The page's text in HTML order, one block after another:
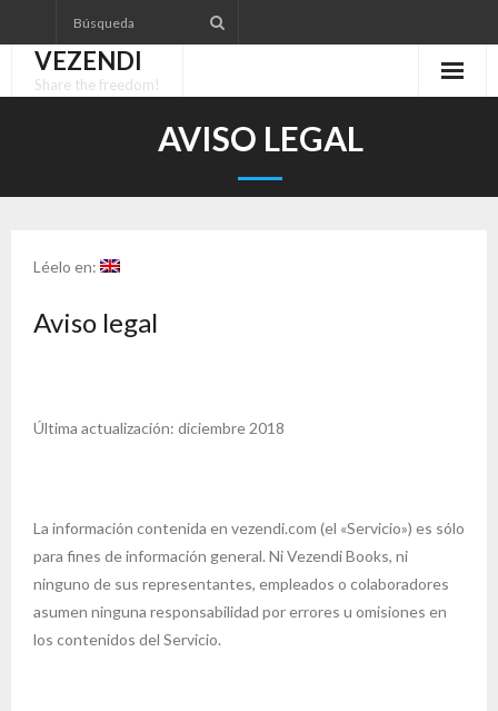
al
contenidoVEZENDI
Share the freedom!
AVISO LEGAL
Léelo en:
Aviso legal
Última actualización: diciembre 2018
La información contenida en vezendi.com (el «Servicio») es sólo
para fines de información general. Ni Vezendi Books, ni
ninguno de sus representantes, empleados o colaboradores
asumen ninguna responsabilidad por errores u omisiones en
los contenidos del Servicio.